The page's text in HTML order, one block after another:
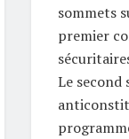
sommets
premier
Le second